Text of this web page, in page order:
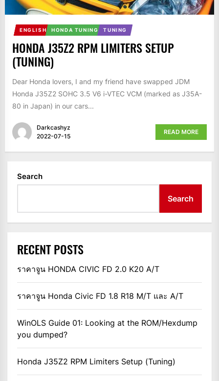
ENGLISH HONDA TUNING TUNING
HONDA J35Z2 RPM LIMITERS SETUP
(TUNING)
Dear Honda lovers, I and my friend have swapped JDM
Honda J35Z2 SOHC 3.5 V6 i-VTEC VCM (marked as J35A-
80 in Japan) in our cars...
Darkcashyz
2022-07-15
READ MORE
Search
Search
RECENT POSTS
ราคาจูน HONDA CIVIC FD 2.0 K20 A/T
ราคาจูน Honda Civic FD 1.8 R18 M/T และ A/T
WinOLS Guide 01: Looking at the ROM/Hexdump
you dumped?
Honda J35Z2 RPM Limiters Setup (Tuning)